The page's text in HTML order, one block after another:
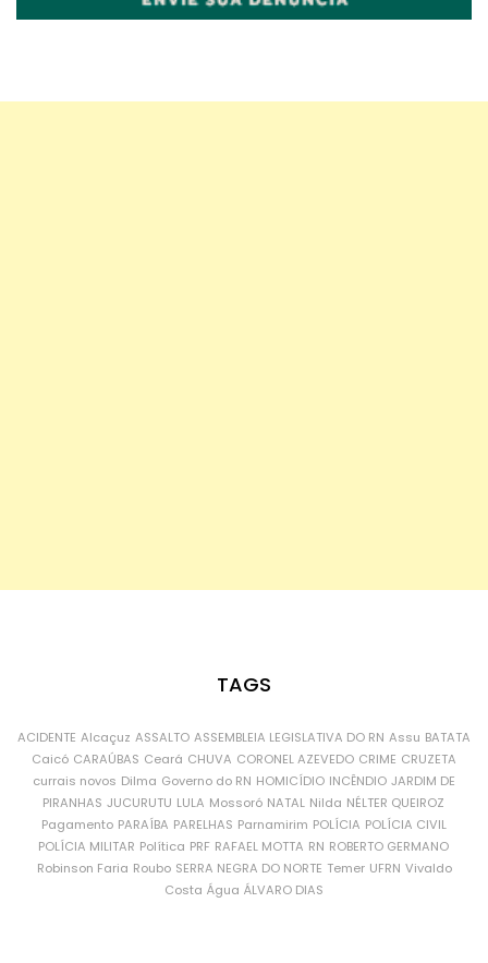
TAGS
ACIDENTE Alcaçuz ASSALTO ASSEMBLEIA LEGISLATIVA DO RN Assu BATATA
Caicó CARAÚBAS Ceará CHUVA CORONEL AZEVEDO CRIME CRUZETA
currais novos Dilma Governo do RN HOMICÍDIO INCÊNDIO JARDIM DE
PIRANHAS JUCURUTU LULA Mossoró NATAL Nilda NÉLTER QUEIROZ
Pagamento PARAÍBA PARELHAS Parnamirim POLÍCIA POLÍCIA CIVIL
POLÍCIA MILITAR Política PRF RAFAEL MOTTA RN ROBERTO GERMANO
Robinson Faria Roubo SERRA NEGRA DO NORTE Temer UFRN Vivaldo
Costa Água ÁLVARO DIAS